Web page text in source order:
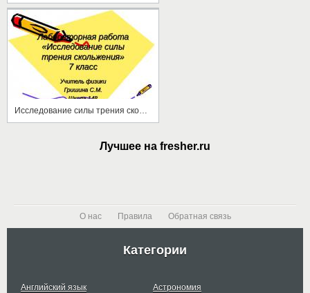
Лучшее на fresher.ru
О нас Правила Обратная связь
Категории
Английский язык
Астрономия